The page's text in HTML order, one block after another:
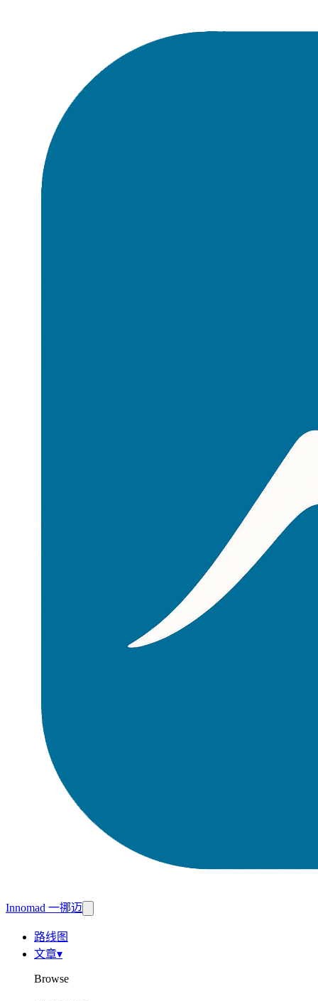
Innomad 一挪迈
路线图
文章▾
Browse